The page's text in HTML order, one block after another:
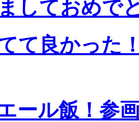
しておめで
て良かった
ール飯！参